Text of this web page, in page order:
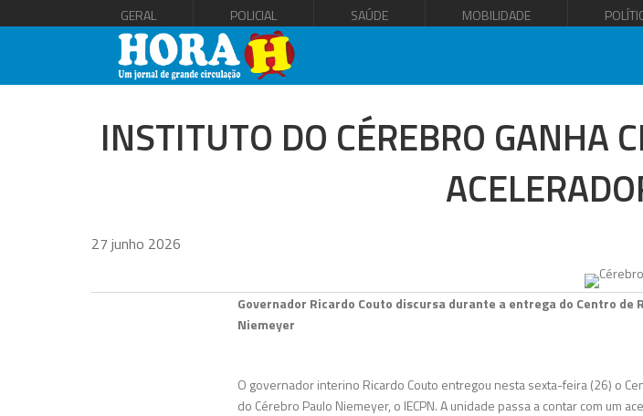
GERAL POLICIAL SAÚDE MOBILIDADE
INSTITUTO DO CÉREBRO GANHA
27 junho 2026
Governador Ricardo Couto discursa durante a entrega do Centro
Niemeyer
O governador interino Ricardo Couto entregou nesta sexta-feira (26) o
do Cérebro Paulo Niemeyer, o IECPN. A unidade passa a contar com um